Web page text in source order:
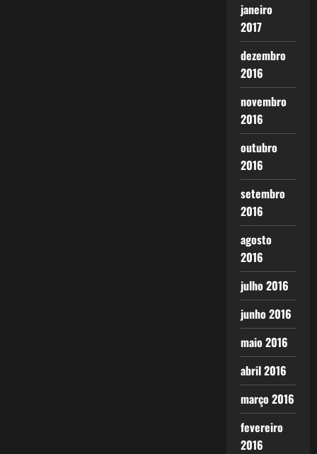
janeiro
2017
dezembro
2016
novembro
2016
outubro
2016
setembro
2016
agosto
2016
julho 2016
junho 2016
maio 2016
abril 2016
março 2016
fevereiro
2016